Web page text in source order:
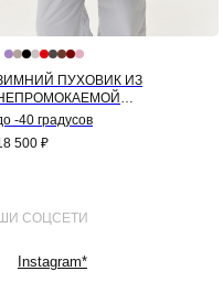
ПУХОВИК ИЗ
КОЛОР-БЛОК
-40 градусов
500 ₽
СОЦСЕТИ
Instagram*